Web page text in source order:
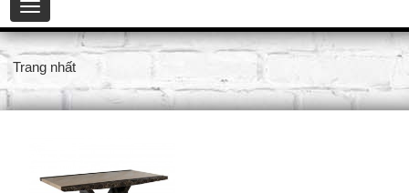
Toggle
navigation
Trang nhất